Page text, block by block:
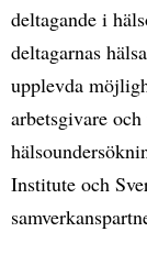
deltagande i
deltagarnas
upplevda
arbetsgivare
Institute och